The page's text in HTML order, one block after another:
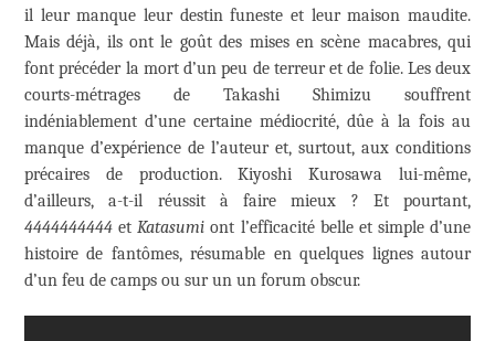
il leur manque leur destin funeste et leur maison maudite.
Mais déjà, ils ont le goût des mises en scène macabres, qui
font précéder la mort d’un peu de terreur et de folie. Les deux
courts-métrages de Takashi Shimizu souffrent
indéniablement d’une certaine médiocrité, dûe à la fois au
manque d’expérience de l’auteur et, surtout, aux conditions
précaires de production. Kiyoshi Kurosawa lui-même,
d’ailleurs, a-t-il réussit à faire mieux ? Et pourtant,
4444444444 et Katasumi ont l’efficacité belle et simple d’une
histoire de fantômes, résumable en quelques lignes autour
d’un feu de camps ou sur un un forum obscur.